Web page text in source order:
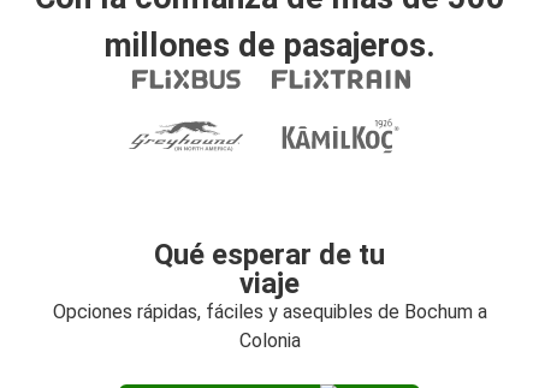
millones de pasajeros.
Qué esperar de tu
viaje
Opciones rápidas, fáciles y asequibles de Bochum a
Colonia